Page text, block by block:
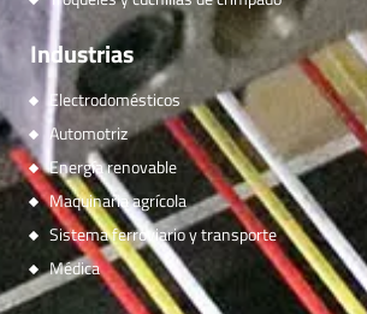
Industrias
Electrodomésticos
Automotriz
Energía renovable
Maquinaria agrícola
Sistema ferroviario y transporte
Médica